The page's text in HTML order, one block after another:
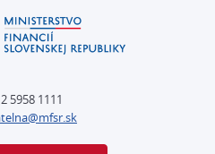
5958 1111